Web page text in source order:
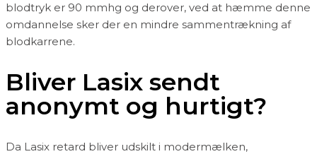
blodtryk er 90 mmhg og derover, ved at hæmme denne
omdannelse sker der en mindre sammentrækning af
blodkarrene.
Bliver Lasix sendt
anonymt og hurtigt?
Da Lasix retard bliver udskilt i modermælken,